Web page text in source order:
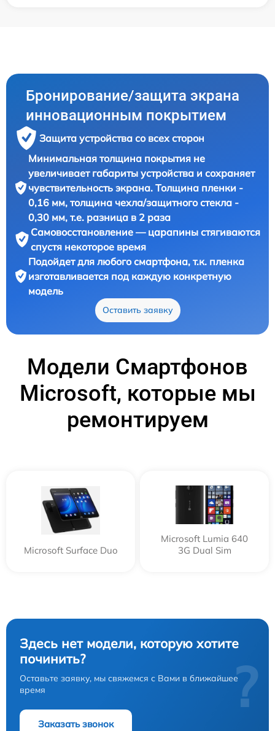
Бронирование/защита экрана
инновационным покрытием
Защита устройства со всех сторон
Минимальная толщина покрытия не
увеличивает габариты устройства и сохраняет
чувствительность экрана. Толщина пленки -
0,16 мм, толщина чехла/защитного стекла -
0,30 мм, т.е. разница в 2 раза
Самовосстановление — царапины стягиваются
спустя некоторое время
Подойдет для любого смартфона, т.к. пленка
изготавливается под каждую конкретную
модель
Оставить заявку
Модели Смартфонов
Microsoft, которые мы
ремонтируем
Microsoft Surface Duo
Microsoft Lumia 640
3G Dual Sim
Здесь нет модели, которую хотите
починить?
Оставьте заявку, мы свяжемся с Вами в ближайшее
время
Заказать звонок
?